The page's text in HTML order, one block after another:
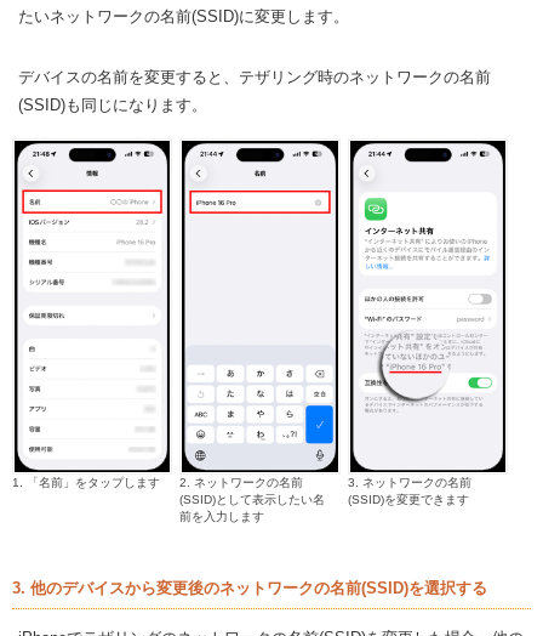
たいネットワークの名前(SSID)に変更します。
デバイスの名前を変更すると、テザリング時のネットワークの名前
(SSID)も同じになります。
1. 「名前」をタップします
2. ネットワークの名前
(SSID)として表示したい名
前を入力します
3. ネットワークの名前
(SSID)を変更できます
3. 他のデバイスから変更後のネットワークの名前(SSID)を選択する